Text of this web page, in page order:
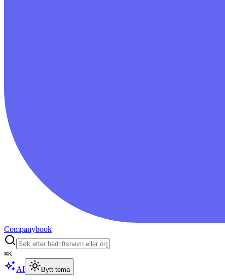
Companybook
⌘K
AI Bytt tema